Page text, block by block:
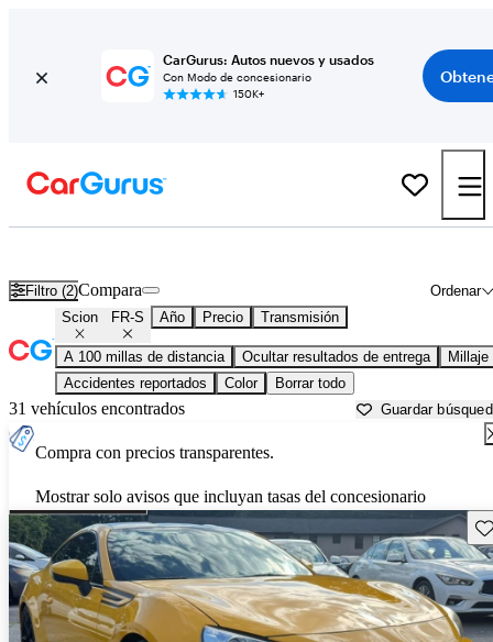
CarGurus: Autos nuevos y usados
Con Modo de concesionario
150K+
Filtro (2) Ordenar
Compara
Scion FR-S Año Precio Transmisión
A 100 millas de distancia Ocultar resultados de entrega
Millaje
Accidentes reportados
Color Borrar todo
31 vehículos encontrados Guardar
Compra con precios transparentes.
Mostrar solo avisos que incluyan tasas del concesionario